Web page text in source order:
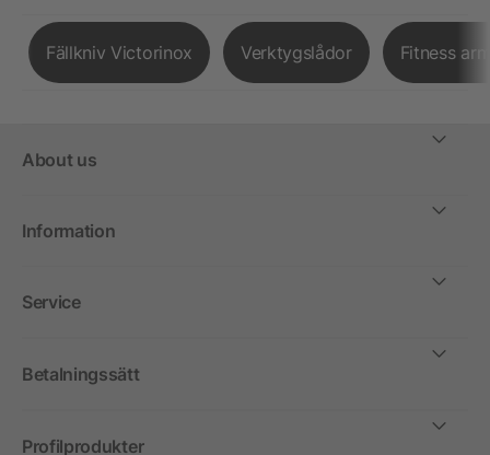
Fällkniv Victorinox Verktygslådor Fitness
About us
Information
Service
Betalningssätt
Profilprodukter